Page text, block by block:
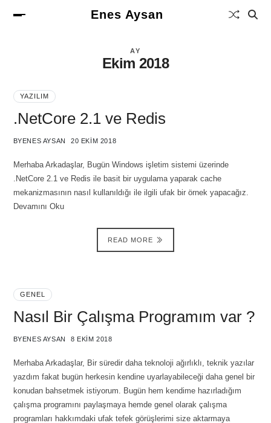
Enes Aysan
AY
Ekim 2018
YAZILIM
.NetCore 2.1 ve Redis
BYENES AYSAN 20 EKIM 2018
Merhaba Arkadaşlar, Bugün Windows işletim sistemi üzerinde
.NetCore 2.1 ve Redis ile basit bir uygulama yaparak cache
mekanizmasının nasıl kullanıldığı ile ilgili ufak bir örnek yapacağız.
Devamını Oku
READ MORE
GENEL
Nasıl Bir Çalışma Programım var ?
BYENES AYSAN 8 EKIM 2018
Merhaba Arkadaşlar, Bir süredir daha teknoloji ağırlıklı, teknik yazılar
yazdım fakat bugün herkesin kendine uyarlayabileceği daha genel bir
konudan bahsetmek istiyorum. Bugün hem kendime hazırladığım
çalışma programını paylaşmaya hemde genel olarak çalışma
programları hakkımdaki ufak tefek görüşlerimi size aktarmaya